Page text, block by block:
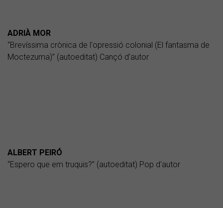
ADRIÀ MOR
“Brevíssima crònica de l'opressió colonial (El fantasma de
Moctezuma)” (autoeditat) Cançó d'autor
ALBERT PEIRÓ
“Espero que em truquis?” (autoeditat) Pop d'autor